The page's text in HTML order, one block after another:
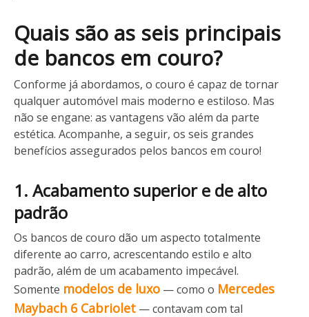
Quais são as seis principais
de bancos em couro?
Conforme já abordamos, o couro é capaz de tornar
qualquer automóvel mais moderno e estiloso. Mas
não se engane: as vantagens vão além da parte
estética. Acompanhe, a seguir, os seis grandes
benefícios assegurados pelos bancos em couro!
1. Acabamento superior e de alto
padrão
Os bancos de couro dão um aspecto totalmente
diferente ao carro, acrescentando estilo e alto
padrão, além de um acabamento impecável.
Somente modelos de luxo — como o Mercedes
Maybach 6 Cabriolet — contavam com tal